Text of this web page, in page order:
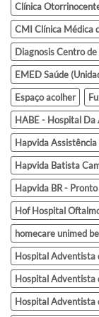
Clínica
CMI Clínica Médica
Diagnosis Centro
EMED Saúde
Espaço acolher
HABE - Hospital Da
Hapvida
Hapvida Batista
Hapvida BR -
Hof Hospital
homecare unimed
Hospital Adventista
Hospital Adventista
Hospital Adventista